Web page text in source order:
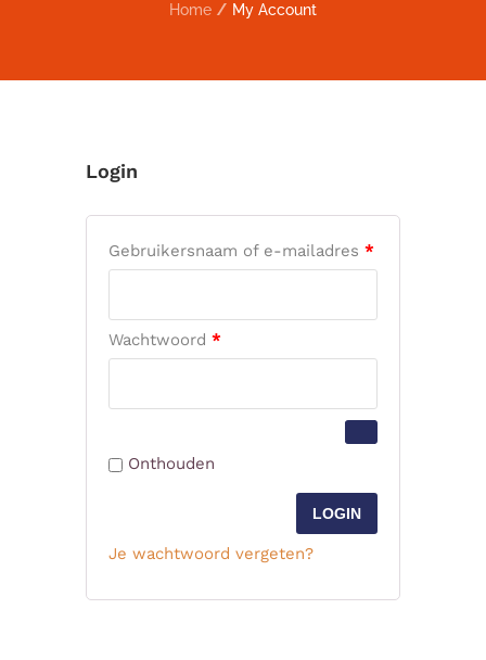
Home My Account
Login
Gebruikersnaam of e-mailadres *
Wachtwoord *
Onthouden
LOGIN
Je wachtwoord vergeten?